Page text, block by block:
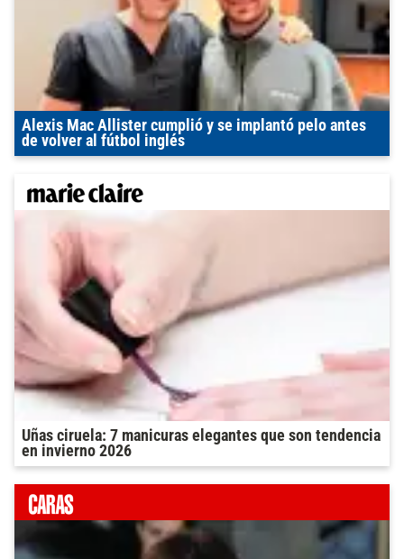
Alexis Mac Allister cumplió y se implantó pelo antes
de volver al fútbol inglés
Uñas ciruela: 7 manicuras elegantes que son tendencia
en invierno 2026